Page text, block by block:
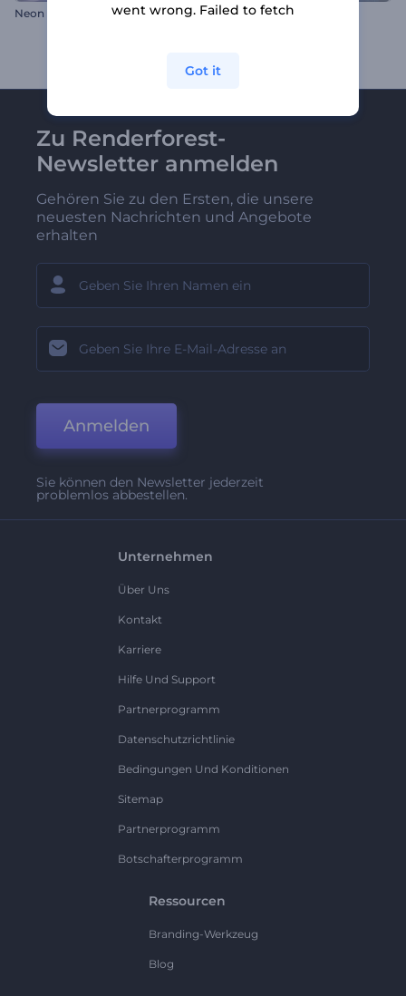
Neon Videospiel Opener Drehende Partikel Logo
Zu Renderforest-
Newsletter anmelden
Gehören Sie zu den Ersten, die unsere
neuesten Nachrichten und Angebote
erhalten
Anmelden
Sie können den Newsletter jederzeit
problemlos abbestellen.
Unternehmen
Über Uns
Kontakt
Karriere
Hilfe Und Support
Partnerprogramm
Datenschutzrichtlinie
Bedingungen Und Konditionen
Sitemap
Partnerprogramm
Botschafterprogramm
Ressourcen
Branding-Werkzeug
Blog
went wrong. Failed to fetch
Got it